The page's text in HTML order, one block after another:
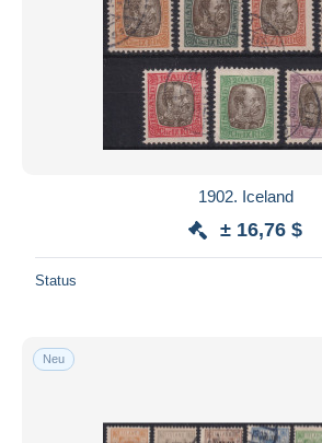
1902. Iceland
± 16,76 $
Status
Neu